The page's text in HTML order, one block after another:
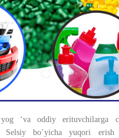
‘va oddiy erituvchilarga
Selsiy bo’yicha yuqori erish